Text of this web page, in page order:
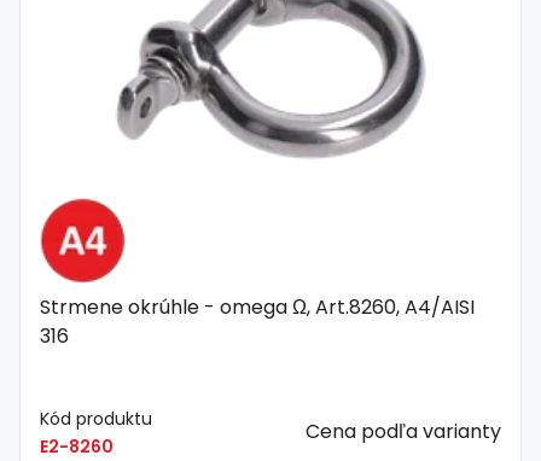
Strmene okrúhle - omega Ω, Art.8260, A4/AISI
316
Kód produktu
E2-8260
Cena podľa varianty